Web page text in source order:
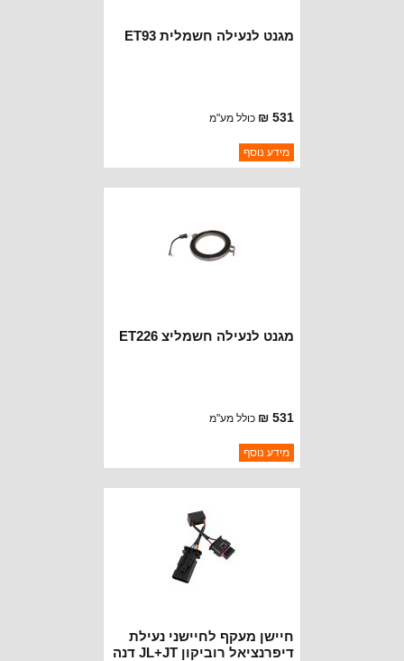
מגנט לנעילה חשמלית ET93
531 ₪ כולל מע"מ
ברקוד: ET93RING
יצרן:OAKMAN OFFROAD
מידע נוסף
מגנט לנעילה חשמליצ ET226
531 ₪ כולל מע"מ
ברקוד: ET226RING
יצרן:OAKMAN OFFROAD
מידע נוסף
חיישן מעקף לחיישני נעילת
דיפרנציאל רוביקון JL+JT דנה